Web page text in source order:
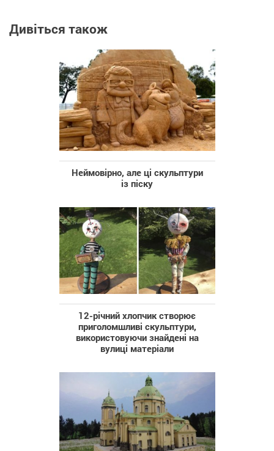
Дивіться також
Неймовірно, але ці скульптури
із піску
12-річний хлопчик створює
приголомшливі скульптури,
використовуючи знайдені на
вулиці матеріали